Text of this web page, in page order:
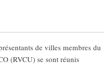
de villes membres du
(RVCU) se sont réunis